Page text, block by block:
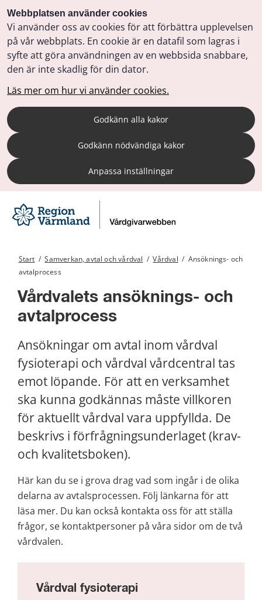
Webbplatsen använder cookies
Vi använder oss av cookies för att förbättra upplevelsen
på vår webbplats. En cookie är en datafil som lagras i
syfte att göra användningen av en webbsida snabbare,
den är inte skadlig för din dator.
Läs mer om hur vi använder cookies.
Godkänn alla kakor
Godkänn nödvändiga kakor
Anpassa inställningar
Start / Samverkan, avtal och vårdval / Vårdval / Ansöknings- och
avtalprocess
Vårdvalets ansöknings- och
avtalprocess
Ansökningar om avtal inom vårdval
fysioterapi och vårdval vårdcentral tas
emot löpande. För att en verksamhet
ska kunna godkännas måste villkoren
för aktuellt vårdval vara uppfyllda. De
beskrivs i förfrågningsunderlaget (krav-
och kvalitetsboken).
Här kan du se i grova drag vad som ingår i de olika
delarna av avtals­processen. Följ länkarna för att
läsa mer. Du kan också kontakta oss för att ställa
frågor, se kontaktpersoner på våra sidor om de två
vårdvalen.
Vårdval fysioterapi